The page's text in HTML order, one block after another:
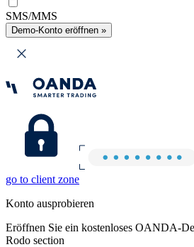
SMS/MMS
Demo-Konto eröffnen »
go to client zone
Konto ausprobieren
Eröffnen Sie ein kostenloses OANDA-
Rodo section